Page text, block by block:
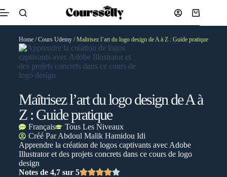
Home/Cours Udemy/ Maîtrisez l’art du logo design de A à Z : Guide pratique
Maîtrisez l’art du logo design de A à
Z : Guide pratique
Français
Tous Les Niveaux
Créé ParAbdoul Malik Hamidou Idi
Apprendre la création de logos captivants avec Adobe
Illustrator et des projets concrets dans ce cours de logo
design
Notes de 4,7 sur 5